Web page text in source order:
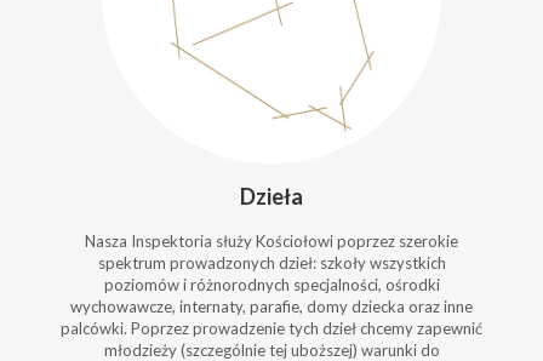
Dzieła
Nasza Inspektoria służy Kościołowi poprzez szerokie
spektrum prowadzonych dzieł: szkoły wszystkich
poziomów i różnorodnych specjalności, ośrodki
wychowawcze, internaty, parafie, domy dziecka oraz inne
palcówki. Poprzez prowadzenie tych dzieł chcemy zapewnić
młodzieży (szczególnie tej uboższej) warunki do